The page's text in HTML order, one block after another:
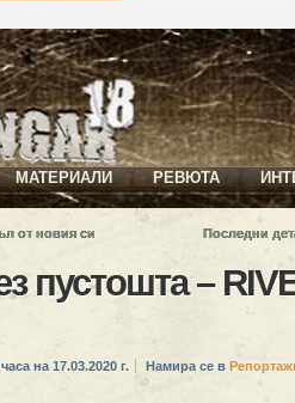
МАТЕРИАЛИ РЕВЮТА
от новия си
Последни
пустошта –
на 17.03.2020 г. Намира се в